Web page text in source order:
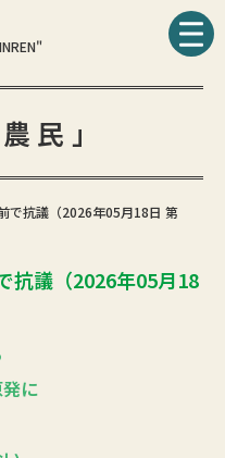
民」
で抗議（2026年05月18日 第
抗議（2026年05月18
に